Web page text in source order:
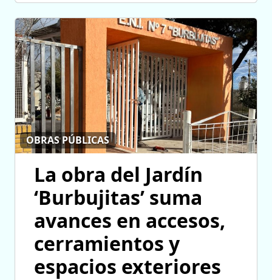
OBRAS PÚBLICAS
La obra del Jardín
‘Burbujitas’ suma
avances en accesos,
cerramientos y
espacios exteriores